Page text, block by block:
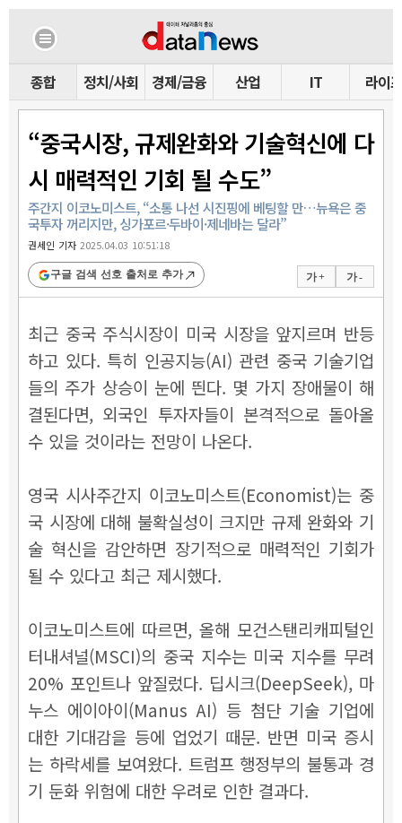
종합 정치/사회 경제/금융 산업 IT 라이프
“중국시장, 규제완화와 기술혁신에 다
시 매력적인 기회 될 수도”
주간지 이코노미스트, “소통 나선 시진핑에 베팅할 만…뉴욕은 중
국투자 꺼리지만, 싱가포르·두바이·제네바는 달라”
권세인 기자2025.04.03 10:51:18
가 + 가 -
구글 검색 선호 출처로 추가
최근 중국 주식시장이 미국 시장을 앞지르며 반등
하고 있다. 특히 인공지능(AI) 관련 중국 기술기업
들의 주가 상승이 눈에 띈다. 몇 가지 장애물이 해
결된다면, 외국인 투자자들이 본격적으로 돌아올
수 있을 것이라는 전망이 나온다.
영국 시사주간지 이코노미스트(Economist)는 중
국 시장에 대해 불확실성이 크지만 규제 완화와 기
술 혁신을 감안하면 장기적으로 매력적인 기회가
될 수 있다고 최근 제시했다.
이코노미스트에 따르면, 올해 모건스탠리캐피털인
터내셔널(MSCI)의 중국 지수는 미국 지수를 무려
20% 포인트나 앞질렀다. 딥시크(DeepSeek), 마
누스 에이아이(Manus AI) 등 첨단 기술 기업에
대한 기대감을 등에 업었기 때문. 반면 미국 증시
는 하락세를 보여왔다. 트럼프 행정부의 불통과 경
기 둔화 위험에 대한 우려로 인한 결과다.